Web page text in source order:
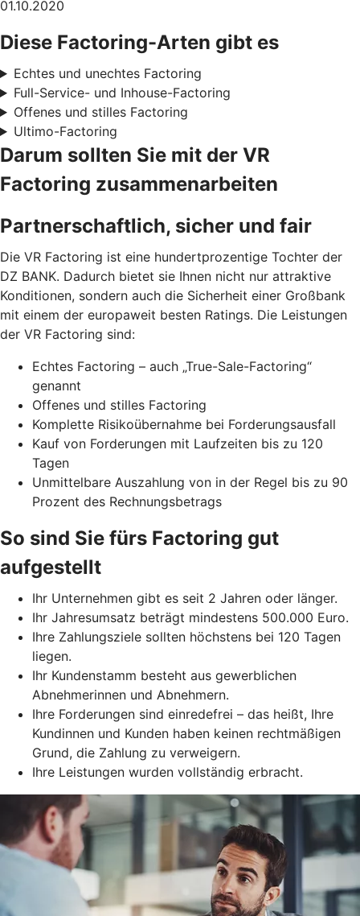
01.10.2020
Diese Factoring-Arten gibt es
Echtes und unechtes Factoring
Full-Service- und Inhouse-Factoring
Offenes und stilles Factoring
Ultimo-Factoring
Darum sollten Sie mit der VR
Factoring zusammenarbeiten
Partnerschaftlich, sicher und fair
Die VR Factoring ist eine hundertprozentige Tochter der
DZ BANK. Dadurch bietet sie Ihnen nicht nur attraktive
Konditionen, sondern auch die Sicherheit einer Großbank
mit einem der europaweit besten Ratings. Die Leistungen
der VR Factoring sind:
Echtes Factoring – auch „True-Sale-Factoring“
genannt
Offenes und stilles Factoring
Komplette Risikoübernahme bei Forderungsausfall
Kauf von Forderungen mit Laufzeiten bis zu 120
Tagen
Unmittelbare Auszahlung von in der Regel bis zu 90
Prozent des Rechnungsbetrags
So sind Sie fürs Factoring gut
aufgestellt
Ihr Unternehmen gibt es seit 2 Jahren oder länger.
Ihr Jahresumsatz beträgt mindestens 500.000 Euro.
Ihre Zahlungsziele sollten höchstens bei 120 Tagen
liegen.
Ihr Kundenstamm besteht aus gewerblichen
Abnehmerinnen und Abnehmern.
Ihre Forderungen sind einredefrei – das heißt, Ihre
Kundinnen und Kunden haben keinen rechtmäßigen
Grund, die Zahlung zu verweigern.
Ihre Leistungen wurden vollständig erbracht.